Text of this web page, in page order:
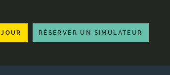
RÉSERVER UN SIMULATEUR